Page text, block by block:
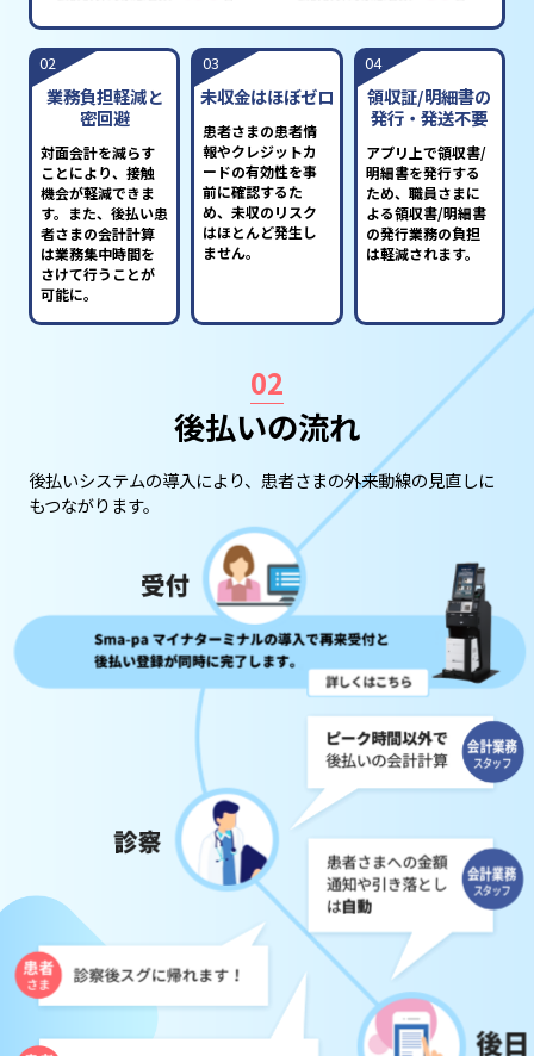
02
業務負担軽減と
密回避
対面会計を減らす
ことにより、接触
機会が軽減できま
す。また、後払い患
者さまの会計計算
は業務集中時間を
さけて行うことが
可能に。
03
未収金はほぼゼロ
患者さまの患者情
報やクレジットカ
ードの有効性を事
前に確認するた
め、未収のリスク
はほとんど発生し
ません。
04
領収証/明細書の
発行・発送不要
アプリ上で領収書/
明細書を発行する
ため、職員さまに
よる領収書/明細書
の発行業務の負担
は軽減されます。
02
後払いの流れ
後払いシステムの導入により、患者さまの外来動線の見直しに
もつながります。